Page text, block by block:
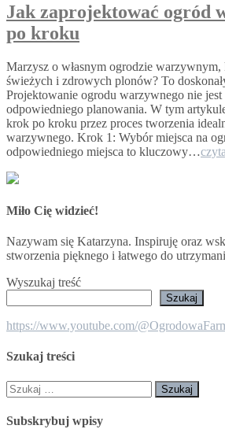
Jak zaprojektować ogród
po kroku
Marzysz o własnym ogrodzie
świeżych i zdrowych plonów? To
Projektowanie ogrodu warzywnego nie jest
odpowiedniego planowania. W tym
krok po kroku przez proces tworzenia
warzywnego. Krok 1: Wybór miejsca na
odpowiedniego miejsca to kluczowy…
Miło Cię widzieć!
Nazywam się Katarzyna. Inspiruję oraz
stworzenia pięknego i łatwego do
Wyszukaj treść
Szukaj
https://www.youtube.com/
Szukaj treści
Szukaj:
Subskrybuj wpisy